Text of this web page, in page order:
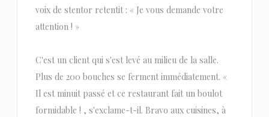
voix de stentor retentit : « Je vous demande votre
attention ! »
C'est un client qui s'est levé au milieu de la salle.
Plus de 200 bouches se ferment immédiatement. «
Il est minuit passé et ce restaurant fait un boulot
formidable ! , s'exclame-t-il. Bravo aux cuisines, à